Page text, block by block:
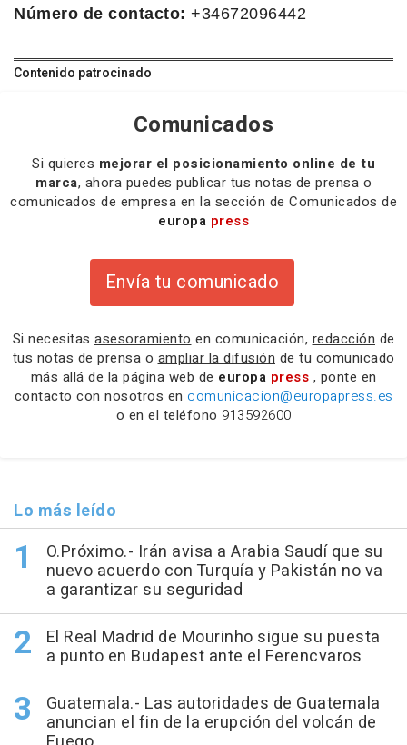
Número de contacto: +34672096442
Contenido patrocinado
Comunicados
Si quieres mejorar el posicionamiento online de tu
marca, ahora puedes publicar tus notas de prensa o
comunicados de empresa en la sección de Comunicados de
europa press
Envía tu comunicado
Si necesitas asesoramiento en comunicación, redacción de
tus notas de prensa o ampliar la difusión de tu comunicado
más allá de la página web de europa press , ponte en
contacto con nosotros en comunicacion@europapress.es
o en el teléfono 913592600
Lo más leído
O.Próximo.- Irán avisa a Arabia Saudí que su
nuevo acuerdo con Turquía y Pakistán no va
a garantizar su seguridad
El Real Madrid de Mourinho sigue su puesta
a punto en Budapest ante el Ferencvaros
Guatemala.- Las autoridades de Guatemala
anuncian el fin de la erupción del volcán de